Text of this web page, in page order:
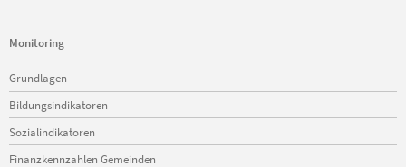
Monitoring
Navigation
überspringen
Grundlagen
Bildungsindikatoren
Sozialindikatoren
Finanzkennzahlen Gemeinden